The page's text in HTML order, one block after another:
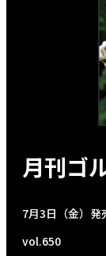
月刊ゴ
7月3日（金）発
vol.650